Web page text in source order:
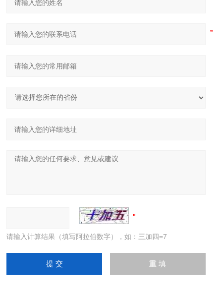
请输入计算结果（填写阿拉伯数字），如：三加四=7